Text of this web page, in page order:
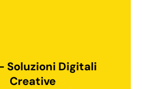
Soluzioni Digitali
Creative